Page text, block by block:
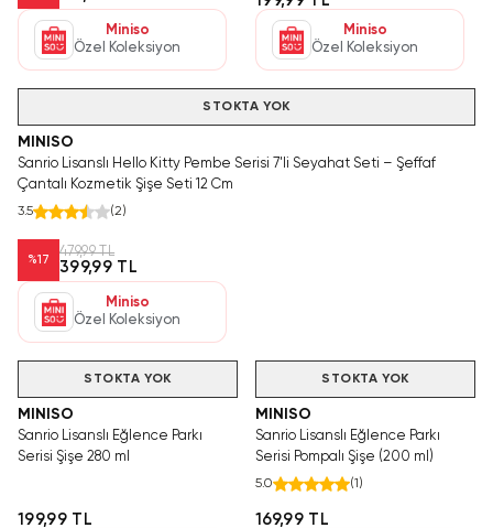
Miniso
Özel Koleksiyon
Miniso
Özel Koleksiyon
STOKTA YOK
MINISO
Sanrio Lisanslı Hello Kitty Pembe Serisi 7'li Seyahat Seti – Şeffaf
Çantalı Kozmetik Şişe Seti 12 Cm
3.5 (2)
%17
479,99 TL
399,99 TL
Miniso
Özel Koleksiyon
STOKTA YOK
MINISO
Sanrio Lisanslı Eğlence Parkı
Serisi Şişe 280 ml
199,99 TL
STOKTA YOK
MINISO
Sanrio Lisanslı Eğlence Parkı
Serisi Pompalı Şişe (200 ml)
5.0 (1 )
169,99 TL